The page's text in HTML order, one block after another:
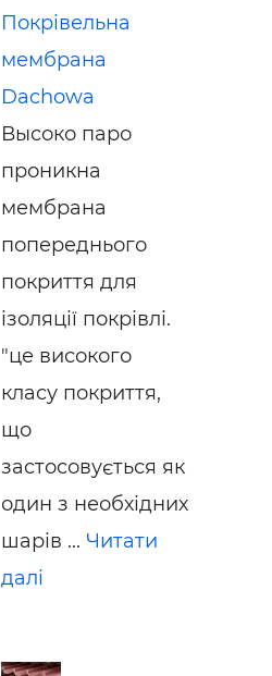
Покрівельна
мембрана
Dachowa
Высоко паро
проникна
мембрана
попереднього
покриття для
ізоляції покрівлі.
"це високого
класу покриття,
що
застосовується як
один з необхідних
шарів ... Читати
далі